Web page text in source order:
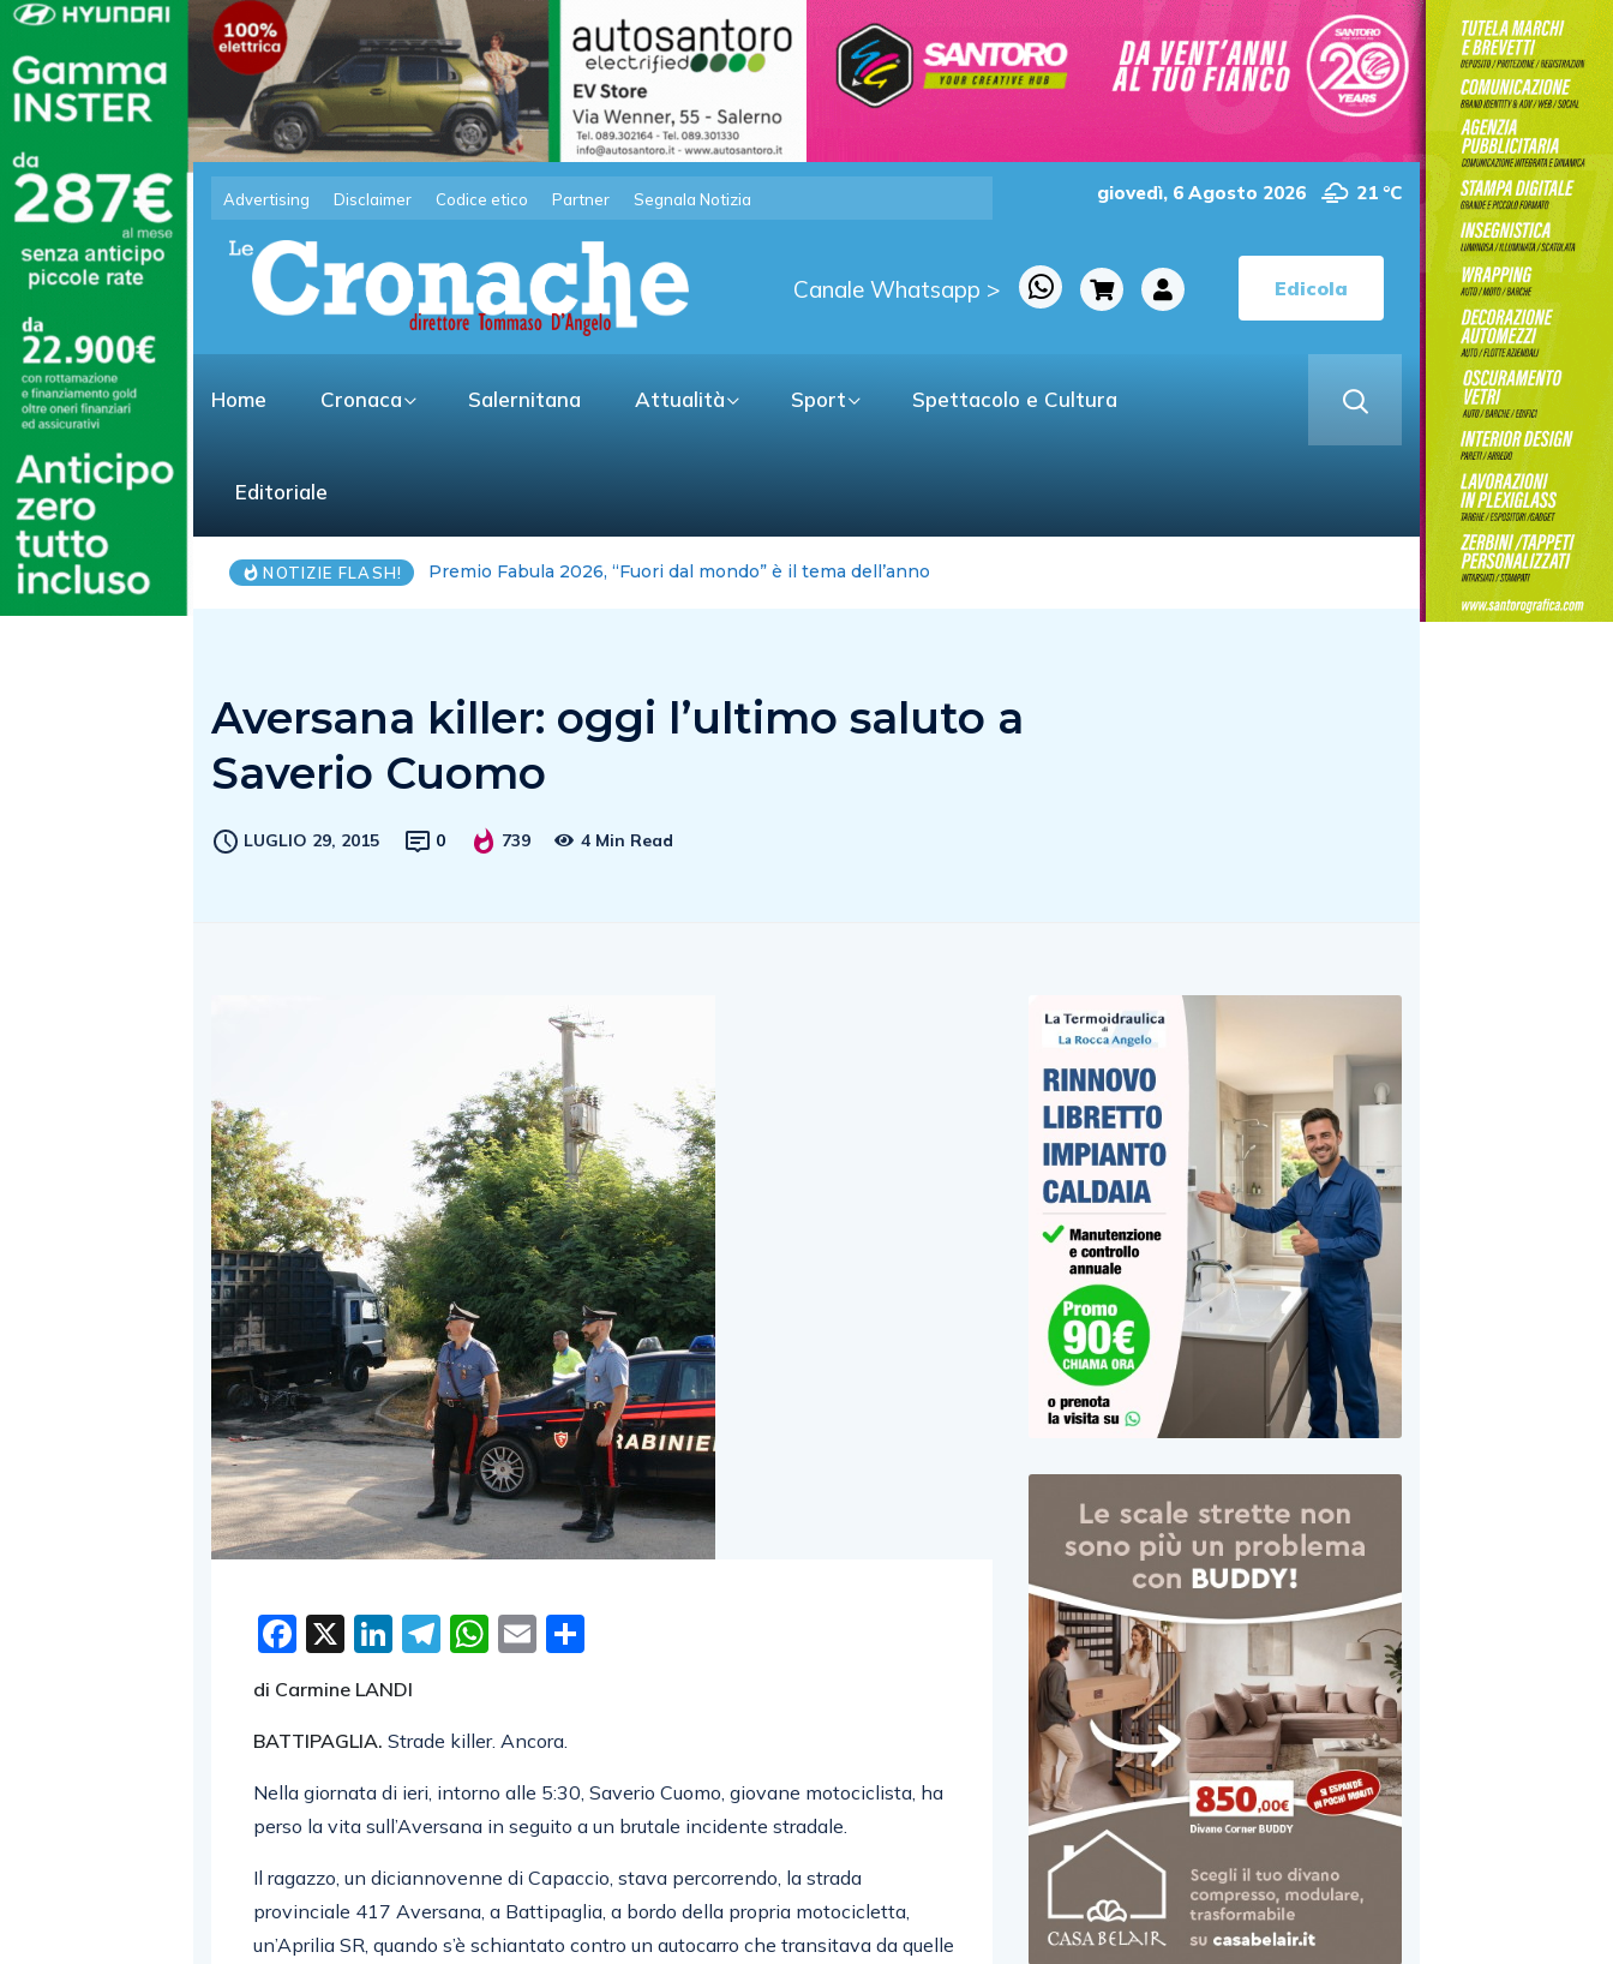
Advertising Disclaimer Codice etico Partner Segnala Notizia giovedì, 6 Agosto 2026 21 °C
Canale Whatsapp > Edicola
Home Cronaca Salernitana Attualità Sport Spettacolo e Cultura
Editoriale
NOTIZIE FLASH! Portici-Ercolano: Piero De Luca (Pd), da Bignami menzogna clamorosa,
Aversana killer: oggi l’ultimo saluto a
Saverio Cuomo
LUGLIO 29, 2015 0 739 4 Min Read
Facebook
X LinkedIn
Telegram
WhatsApp
Email
di Carmine LANDI
BATTIPAGLIA.Strade killer. Ancora.
Nella giornata di ieri, intorno alle 5:30, Saverio Cuomo, giovane motociclista, ha
perso la vita sull’Aversana in seguito a un brutale incidente stradale.
Il ragazzo, un diciannovenne di Capaccio, stava percorrendo, la strada
provinciale 417 Aversana, a Battipaglia, a bordo della propria motocicletta,
un’Aprilia SR, quando s’è schiantato contro un autocarro che transitava da quelle